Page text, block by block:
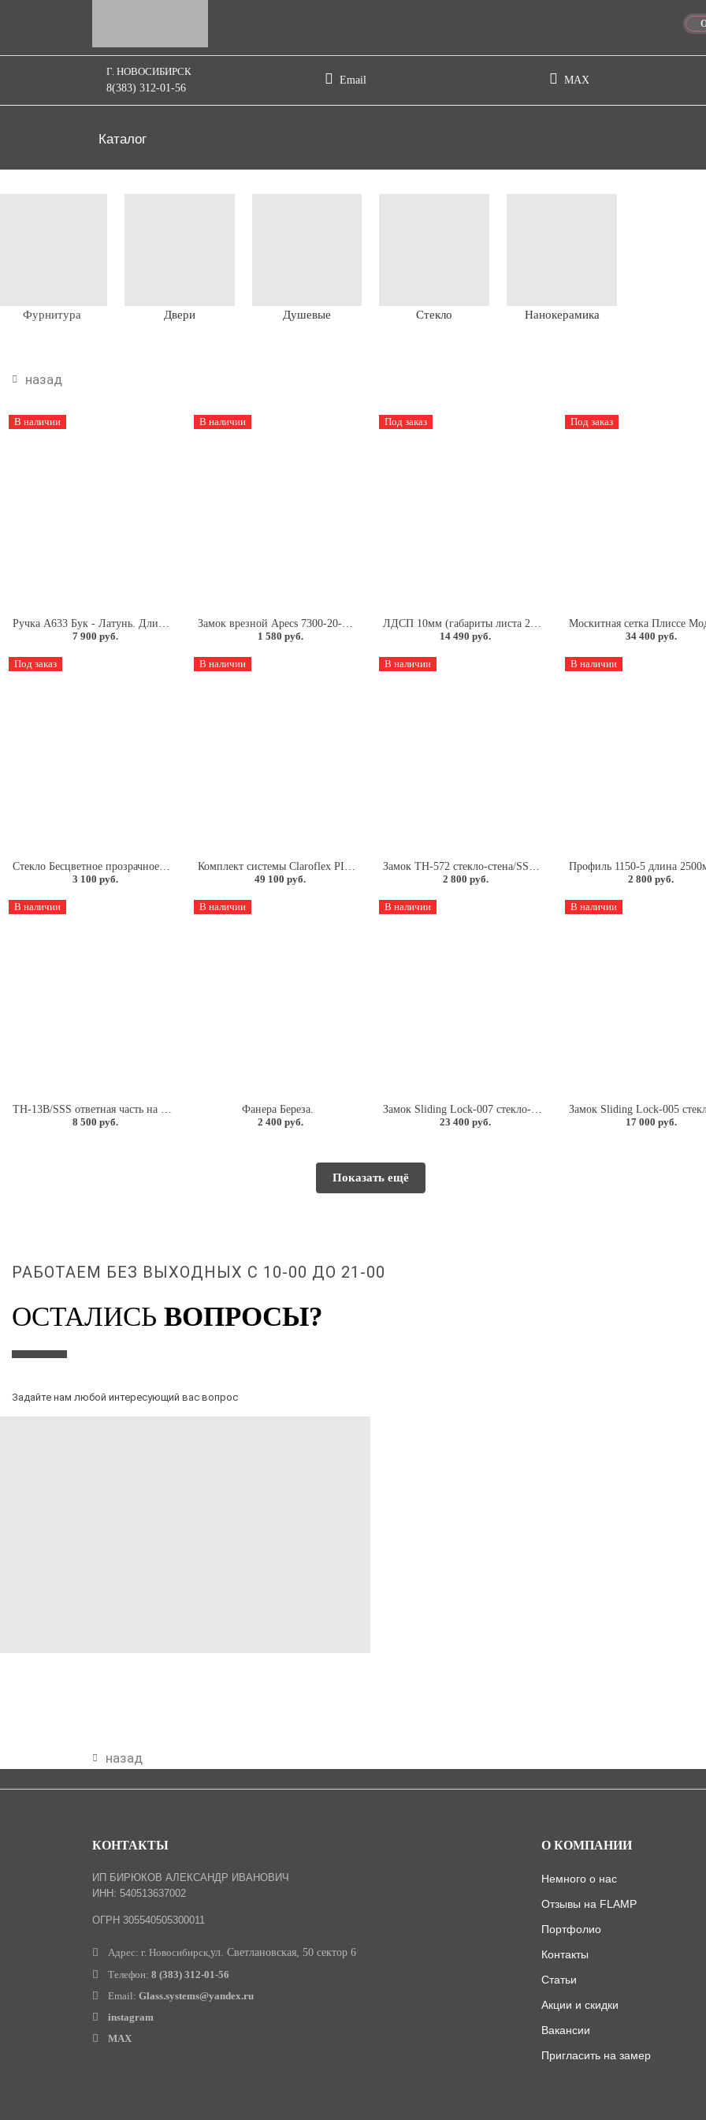
Г. НОВОСИБИРСК
8(383) 312-01-56
Email МАХ
Каталог
Фурнитура Двери Душевые Стекло Нанокерамика
назад
В наличии
Ручка А633 Бук - Латунь. Длина 450мм. Межосевое расстояние 275мм.
7 900 руб.
В наличии
Замок врезной Apecs 7300-20-R-NIS.
1 580 руб.
Под заказ
ЛДСП 10мм (габариты листа 2800*2070).
14 490 руб.
Под заказ
34 400 руб.
Под заказ
Стекло Бесцветное прозрачное 4мм.
3 100 руб.
В наличии
Комплект системы Claroflex PIVOT.
49 100 руб.
В наличии
Замок TH-572 стекло-стена/SSS с ответной частью в на стену для раздвижной двери.
2 800 руб.
В наличии
2 800 руб.
В наличии
8 500 руб.
В наличии
Фанера Береза.
2 400 руб.
В наличии
23 400 руб.
В наличии
17 000 руб.
Показать ещё
РАБОТАЕМ БЕЗ ВЫХОДНЫХ С 10-00 ДО 21-00
ОСТАЛИСЬ ВОПРОСЫ?
Задайте нам любой интересующий вас вопрос
назад
КОНТАКТЫ
ИП БИРЮКОВ АЛЕКСАНДР ИВАНОВИЧ
ИНН: 540513637002
ОГРН 305540505300011
Адрес: г. Новосибирск,ул. Светлановская, 50 сектор 6
Телефон: 8 (383) 312-01-56
Email: Glass.systems@yandex.ru
instagram
MAX
О КОМПАНИИ
Немного о нас
Отзывы на FLAMP
Портфолио
Контакты
Статьи
Акции и скидки
Вакансии
Пригласить на замер